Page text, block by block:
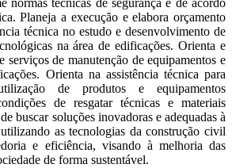
normas técnicas de segurança e de acordo
Planeja a execução e elabora orçamento
técnica no estudo e desenvolvimento de
na área de edificações. Orienta e
serviços de manutenção de equipamentos e
Orienta na assistência técnica para
de produtos e equipamentos
de resgatar técnicas e materiais
buscar soluções inovadoras e adequadas à
as tecnologias da construção civil
e eficiência, visando à melhoria das
de forma sustentável.